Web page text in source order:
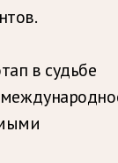
в судьбе